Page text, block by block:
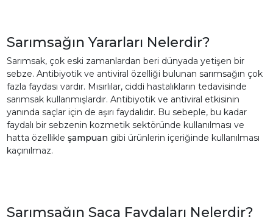
Sarımsağın Yararları Nelerdir?
Sarımsak, çok eski zamanlardan beri dünyada yetişen bir
sebze. Antibiyotik ve antiviral özelliği bulunan sarımsağın çok
fazla faydası vardır. Mısırlılar, ciddi hastalıkların tedavisinde
sarımsak kullanmışlardır. Antibiyotik ve antiviral etkisinin
yanında saçlar için de aşırı faydalıdır. Bu sebeple, bu kadar
faydalı bir sebzenin kozmetik sektöründe kullanılması ve
hatta özellikle şampuan gibi ürünlerin içeriğinde kullanılması
kaçınılmaz.
Sarımsağın Saça Faydaları Nelerdir?